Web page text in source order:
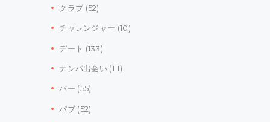
クラブ (52)
チャレンジャー (10)
デート (133)
ナンパ出会い (111)
バー (55)
パブ(52)